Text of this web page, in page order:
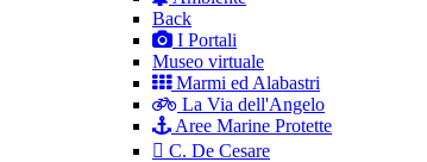
Back
I Portali
Museo virtuale
Marmi ed Alabastri
La Via dell'Angelo
Aree Marine Protette
C. De Cesare